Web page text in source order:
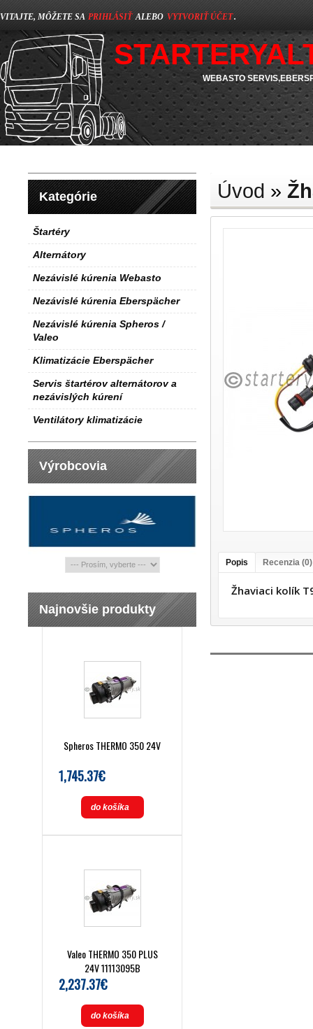
VITAJTE, MÔŽETE SA PRIHLÁSIŤ ALEBO VYTVORIŤ ÚČET.
WEBASTO
Kategórie
Štartéry
Alternátory
Nezávislé kúrenia Webasto
Nezávislé kúrenia Eberspächer
Nezávislé kúrenia Spheros /
Valeo
Klimatizácie Eberspächer
Servis štartérov alternátorov a
nezávislých kúrení
Ventilátory klimatizácie
Výrobcovia
Najnovšie produkty
Spheros THERMO 350 24V
1,745.37€
do košíka
Valeo THERMO 350 PLUS
24V 11113095B
2,237.37€
do košíka
Úvod »
Popis Recenzia (0)
Žhaviaci kolík